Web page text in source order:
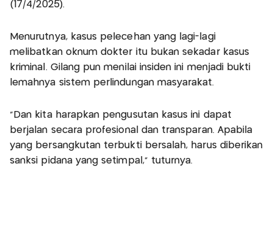
(17/4/2025).
Menurutnya, kasus pelecehan yang lagi-lagi
melibatkan oknum dokter itu bukan sekadar kasus
kriminal. Gilang pun menilai insiden ini menjadi bukti
lemahnya sistem perlindungan masyarakat.
“Dan kita harapkan pengusutan kasus ini dapat
berjalan secara profesional dan transparan. Apabila
yang bersangkutan terbukti bersalah, harus diberikan
sanksi pidana yang setimpal,” tuturnya.